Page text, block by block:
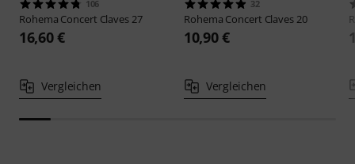
106
Rohema Concert Claves 27
16,60 €
Vergleichen
32
Rohema Concert Claves 20
10,90 €
Vergleichen